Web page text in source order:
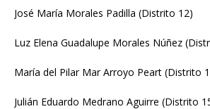
José María Morales Padilla (Distrito 12)
Luz Elena Guadalupe Morales Núñez
María del Pilar Mar Arroyo Peart (Distrito
Julián Eduardo Medrano Aguirre (Distrito